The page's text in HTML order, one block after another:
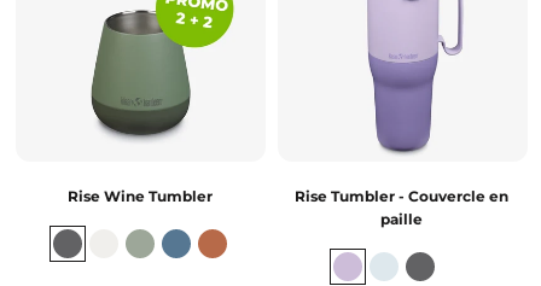
Rise Wine Tumbler
Rise Tumbler - Couvercle en
paille